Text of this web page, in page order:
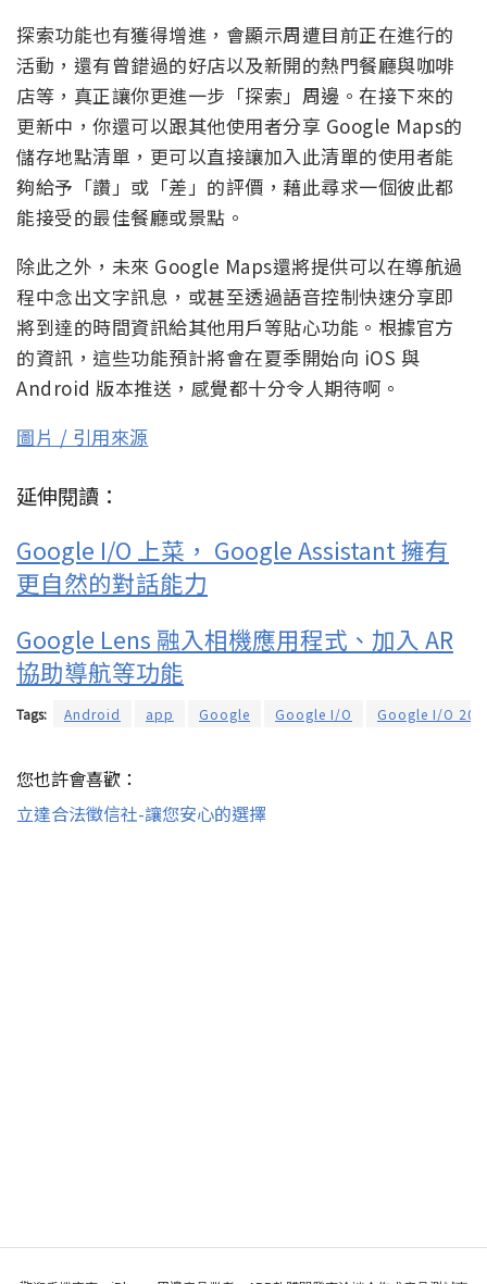
探索功能也有獲得增進，會顯示周遭目前正在進行的
活動，還有曾錯過的好店以及新開的熱門餐廳與咖啡
店等，真正讓你更進一步「探索」周邊。在接下來的
更新中，你還可以跟其他使用者分享 Google Maps的
儲存地點清單，更可以直接讓加入此清單的使用者能
夠給予「讚」或「差」的評價，藉此尋求一個彼此都
能接受的最佳餐廳或景點。
除此之外，未來 Google Maps還將提供可以在導航過
程中念出文字訊息，或甚至透過語音控制快速分享即
將到達的時間資訊給其他用戶等貼心功能。根據官方
的資訊，這些功能預計將會在夏季開始向 iOS 與
Android 版本推送，感覺都十分令人期待啊。
圖片 / 引用來源
延伸閱讀：
Google I/O 上菜， Google Assistant 擁有
更自然的對話能力
Google Lens 融入相機應用程式、加入 AR
協助導航等功能
Tags: Android app Google Google I/O Google I/O
您也許會喜歡：
立達合法徵信社-讓您安心的選擇